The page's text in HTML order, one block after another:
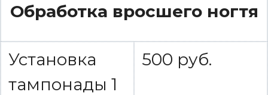
Обработка вросшего ногтя
Установка
тампонады 1
500 руб.